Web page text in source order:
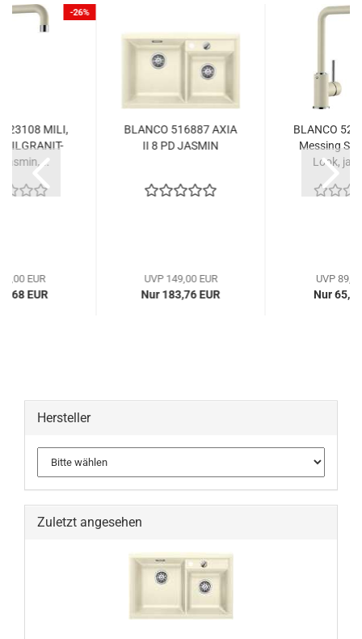
-26%
523108 MILI,
SILGRANIT-
jasmin,...
EUR
EUR
BLANCO 516887 AXIA
II 8 PD JASMIN
UVP 149,00 EUR
Nur 183,76 EUR
BLANCO
Messing
Look,
UVP
Nur
Hersteller
Zuletzt angesehen